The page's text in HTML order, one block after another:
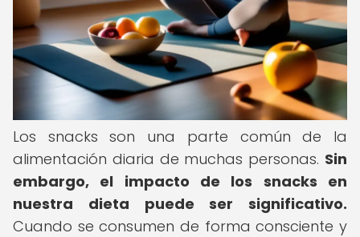
Los snacks son una parte común de la
alimentación diaria de muchas personas. Sin
embargo, el impacto de los snacks en
nuestra dieta puede ser significativo.
Cuando se consumen de forma consciente y